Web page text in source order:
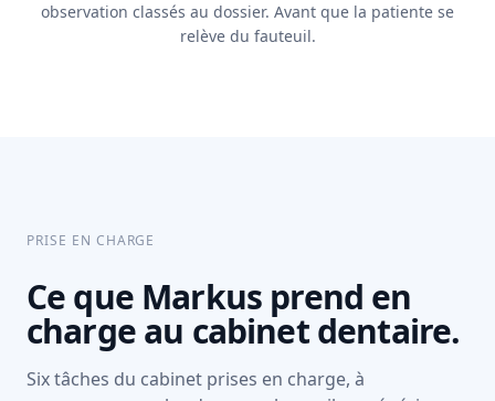
observation classés au dossier. Avant que la patiente se
relève du fauteuil.
PRISE EN CHARGE
Ce que Markus prend en
charge au cabinet dentaire.
Six tâches du cabinet prises en charge, à